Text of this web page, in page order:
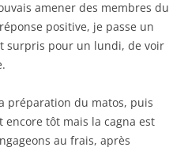
amener des membres du
positive, je passe un
surpris pour un lundi, de voir
préparation du matos, puis
encore tôt mais la cagna est
au frais, après